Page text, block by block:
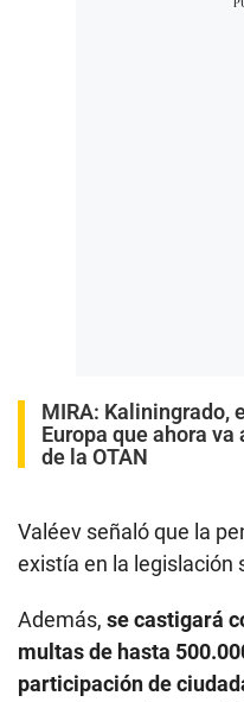
MIRA: Kaliningrado,
Europa que ahora
de la OTAN
Valéev señaló que la
existía en la legislación
Además, se castigará
multas de hasta
participación de